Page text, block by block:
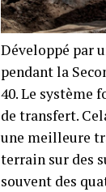
Développé par
pendant la
40. Le système
de transfert.
une meilleure
terrain sur des
souvent des